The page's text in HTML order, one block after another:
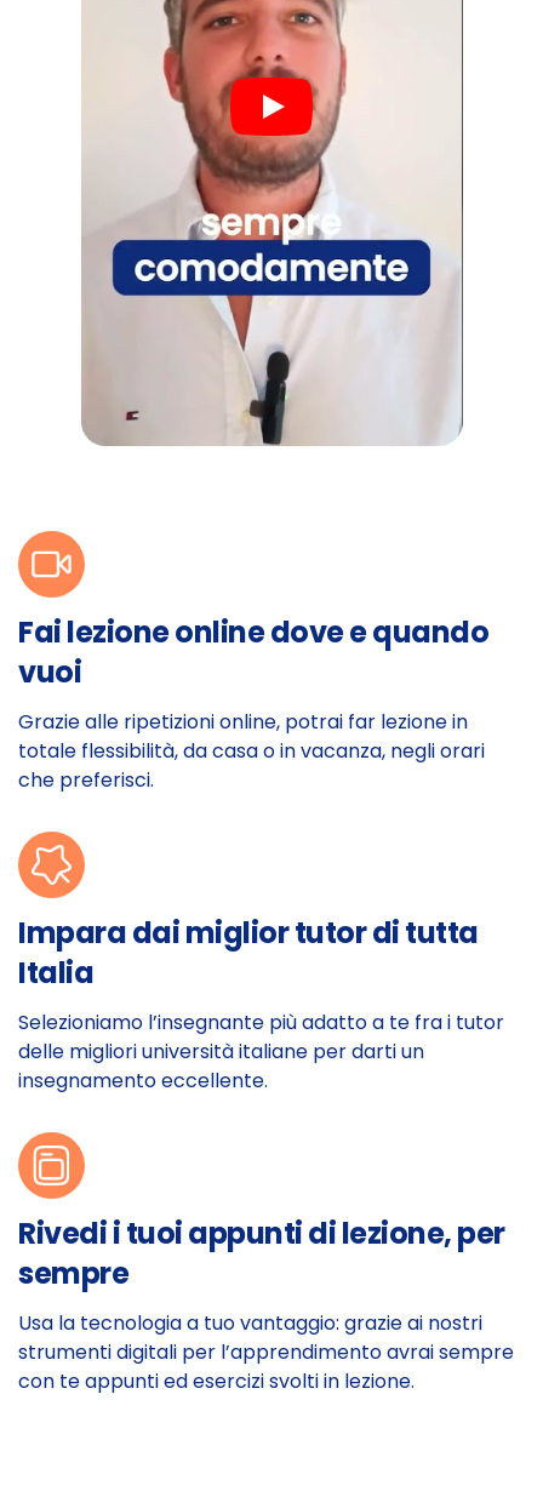
Fai lezione online dove e quando
vuoi
Grazie alle ripetizioni online, potrai far lezione in
totale flessibilità, da casa o in vacanza, negli orari
che preferisci.
Impara dai miglior tutor di tutta
Italia
Selezioniamo l’insegnante più adatto a te fra i tutor
delle migliori università italiane per darti un
insegnamento eccellente.
Rivedi i tuoi appunti di lezione, per
sempre
Usa la tecnologia a tuo vantaggio: grazie ai nostri
strumenti digitali per l’apprendimento avrai sempre
con te appunti ed esercizi svolti in lezione.